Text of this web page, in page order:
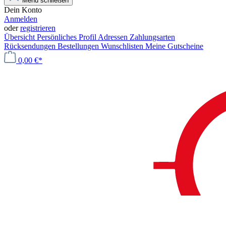
Dein Konto
Anmelden
oderregistrieren
Übersicht Persönliches Profil Adressen Zahlungsarten
Rücksendungen Bestellungen Wunschlisten Meine Gutscheine
0,00 €*